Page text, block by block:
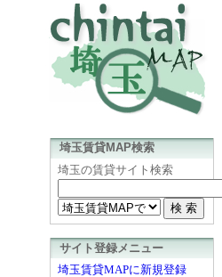
埼玉賃貸MAP検索
埼玉の賃貸サイト検索
サイト登録メニュー
埼玉賃貸MAPに新規登録